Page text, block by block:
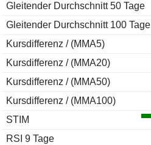
Gleitender Durchschnitt 50 Tage
Gleitender Durchschnitt 100 Tage
Kursdifferenz / (MMA5)
Kursdifferenz / (MMA20)
Kursdifferenz / (MMA50)
Kursdifferenz / (MMA100)
STIM
RSI 9 Tage